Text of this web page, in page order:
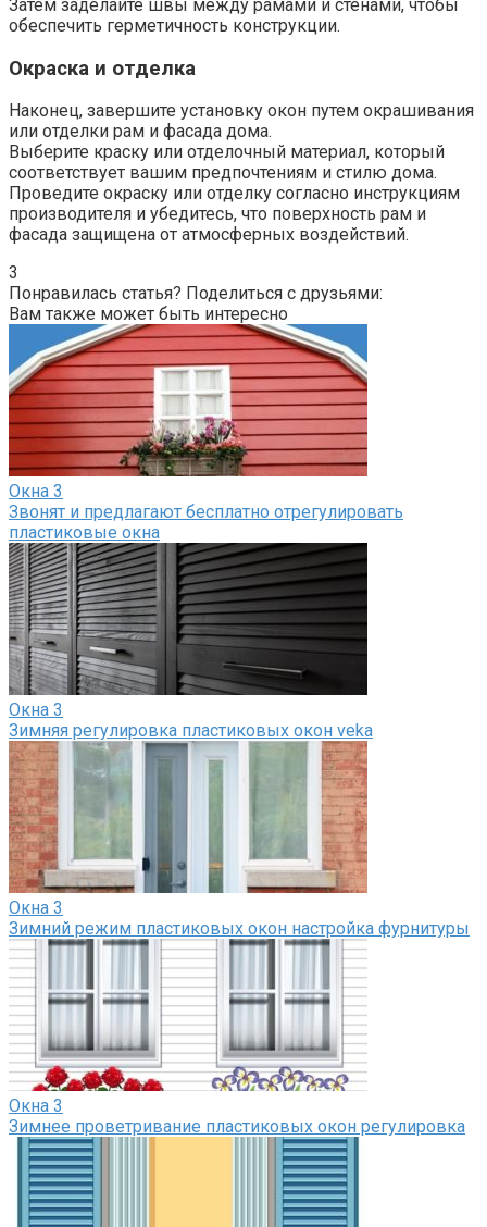
Затем заделайте швы между рамами и стенами, чтобы
обеспечить герметичность конструкции.
Окраска и отделка
Наконец, завершите установку окон путем окрашивания
или отделки рам и фасада дома.​
Выберите краску или отделочный материал, который
соответствует вашим предпочтениям и стилю дома.​
Проведите окраску или отделку согласно инструкциям
производителя и убедитесь, что поверхность рам и
фасада защищена от атмосферных воздействий.​
3
Понравилась статья? Поделиться с друзьями:
Вам также может быть интересно
Окна 3
Звонят и предлагают бесплатно отрегулировать
пластиковые окна
Окна 3
Зимняя регулировка пластиковых окон veka
Окна 3
Зимний режим пластиковых окон настройка фурнитуры
Окна 3
Зимнее проветривание пластиковых окон регулировка